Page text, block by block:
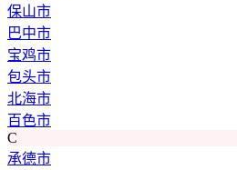
保山市
巴中市
宝鸡市
包头市
北海市
百色市
C
承德市